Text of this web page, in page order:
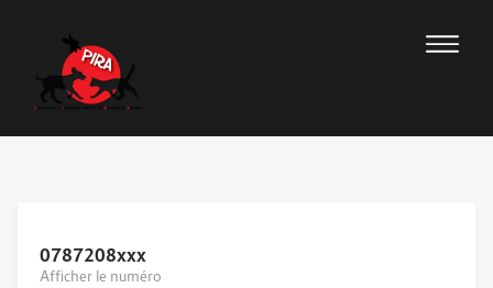
0787208xxx
Afficher le numéro